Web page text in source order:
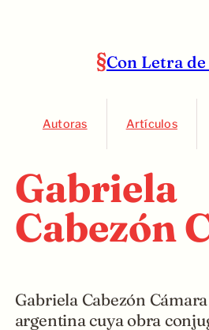
Con Letra
Autoras Artículos
Gabriela
Cabezón
Gabriela Cabezón
argentina cuya obra